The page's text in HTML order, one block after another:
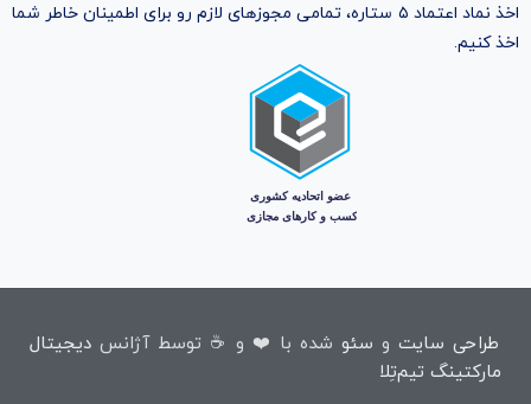
اخذ نماد اعتماد ۵ ستاره، تمامی مجوز‌های لازم رو برای اطمینان خاطر شما
اخذ کنیم.
طراحی سایتو سئو شده با ❤️ و ☕ توسط آژانس دیجیتال
مارکتینگ تیم‌تِلا